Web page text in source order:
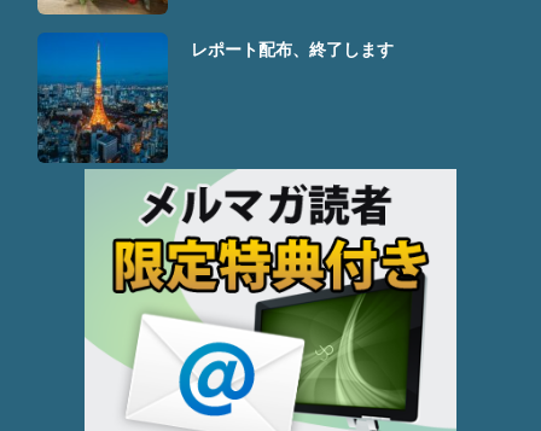
レポート配布、終了します